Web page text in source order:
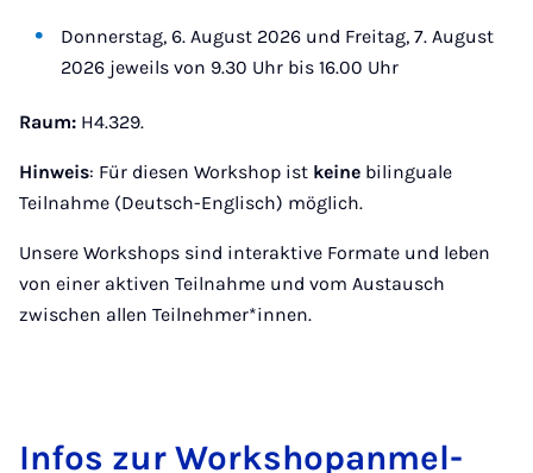
Donnerstag, 6. August 2026 und Freitag, 7. August
2026 jeweils von 9.30 Uhr bis 16.00 Uhr
Raum: H4.329.
Hinweis: Für diesen Workshop ist keine bilinguale
Teilnahme (Deutsch-Englisch) möglich.
Unsere Workshops sind interaktive Formate und leben
von einer aktiven Teilnahme und vom Austausch
zwischen allen Teilnehmer*innen.
In­fos zur Work­sho­pan­mel­